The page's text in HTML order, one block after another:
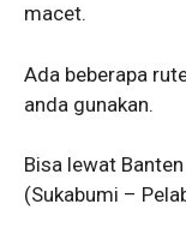
macet.
Ada beberapa
anda gunakan.
Bisa lewat
(Sukabumi –